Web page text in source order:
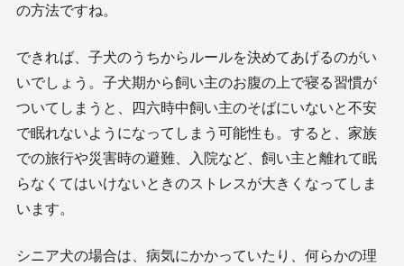
の方法ですね。
できれば、子犬のうちからルールを決めてあげるのがい
いでしょう。子犬期から飼い主のお腹の上で寝る習慣が
ついてしまうと、四六時中飼い主のそばにいないと不安
で眠れないようになってしまう可能性も。すると、家族
での旅行や災害時の避難、入院など、飼い主と離れて眠
らなくてはいけないときのストレスが大きくなってしま
います。
シニア犬の場合は、病気にかかっていたり、何らかの理